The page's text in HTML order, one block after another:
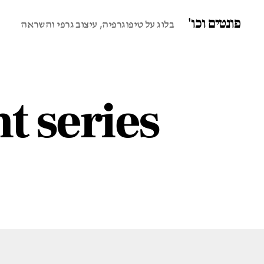
פונטים וכו' בלוג על טיפוגרפיה, עיצוב גרפי והשראה
series